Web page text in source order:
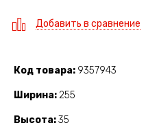
Добавить в сравнение
Код товара 9357943
Ширина 255
Высота 35